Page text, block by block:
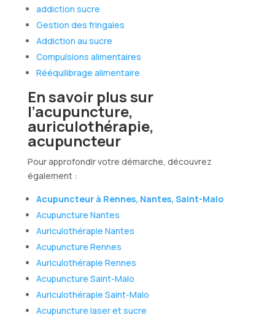
addiction sucre
Gestion des fringales
Addiction au sucre
Compulsions alimentaires
Rééquilibrage alimentaire
En savoir plus sur
l’acupuncture,
auriculothérapie,
acupuncteur
Pour approfondir votre démarche, découvrez
également :
Acupuncteur à Rennes, Nantes, Saint-Malo
Acupuncture Nantes
Auriculothérapie Nantes
Acupuncture Rennes
Auriculothérapie Rennes
Acupuncture Saint-Malo
Auriculothérapie Saint-Malo
Acupuncture laser et sucre